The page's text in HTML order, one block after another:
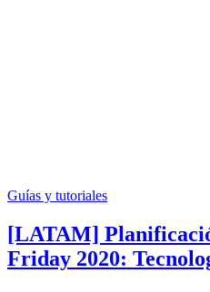
Guías y tutoriales
[LATAM]
Friday 2020: